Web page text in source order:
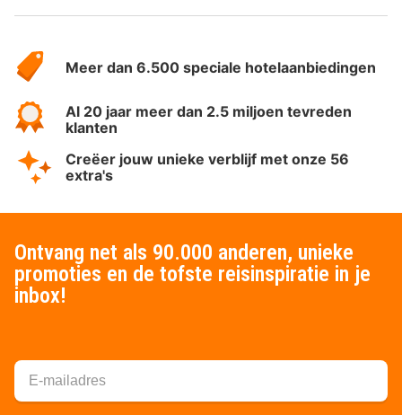
HotelSpecials
Meer dan 6.500 speciale hotelaanbiedingen
Al 20 jaar meer dan 2.5 miljoen tevreden
klanten
Creëer jouw unieke verblijf met onze 56
extra's
Ontvang net als 90.000 anderen, unieke
promoties en de tofste reisinspiratie in je
inbox!